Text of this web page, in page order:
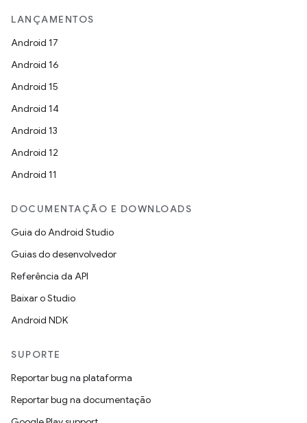
LANÇAMENTOS
Android 17
Android 16
Android 15
Android 14
Android 13
Android 12
Android 11
DOCUMENTAÇÃO E DOWNLOADS
Guia do Android Studio
Guias do desenvolvedor
Referência da API
Baixar o Studio
Android NDK
SUPORTE
Reportar bug na plataforma
Reportar bug na documentação